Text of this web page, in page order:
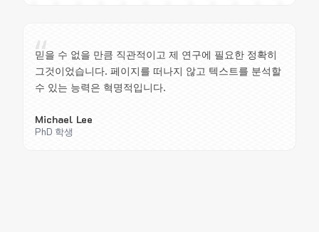
“
믿을 수 없을 만큼 직관적이고 제 연구에 필요한 정확히
그것이었습니다. 페이지를 떠나지 않고 텍스트를 분석할
수 있는 능력은 혁명적입니다.
Michael Lee
PhD 학생